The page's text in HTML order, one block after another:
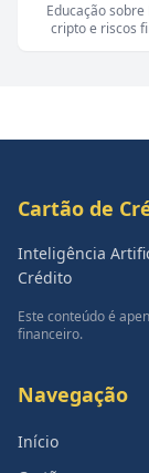
Educação
cripto e riscos
Cartão de
Inteligência
Crédito
Este conteúdo é
financeiro.
Navegação
Início